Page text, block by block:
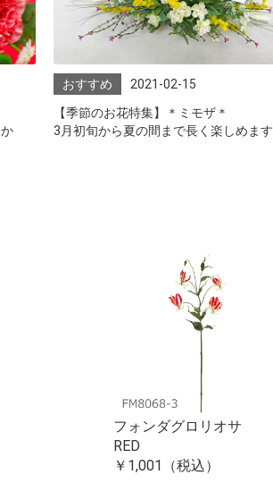
おすすめ
2021-02-15
【季節のお花特集】＊ミモザ＊
3月初旬から夏の間まで長く楽しめます
フォンダグロリオサ
RED
￥1,001（税込）